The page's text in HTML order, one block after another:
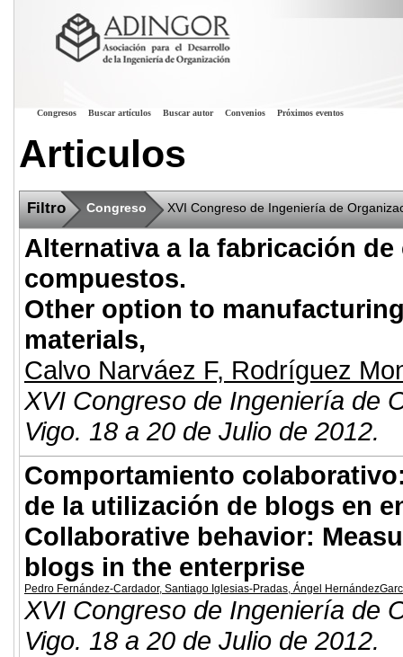
Congresos Buscar artículos Buscar autor Convenios Próximos eventos
Articulos
Filtro Congreso XVI Congreso de Ingeniería de
Alternativa a la fabricación
compuestos.
Other option to
materials,
Calvo Narváez F, Rodríguez
XVI Congreso de Ingeniería de
Vigo. 18 a 20 de Julio de 2012.
Comportamiento
de la utilización de blogs en
Collaborative behavior:
blogs in the enterprise
Pedro Fernández-Cardador, Santiago Iglesias-Pradas, Ángel
XVI Congreso de Ingeniería de
Vigo. 18 a 20 de Julio de 2012.